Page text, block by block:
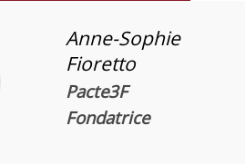
Anne-Sophie
Fioretto
Pacte3F
Fondatrice